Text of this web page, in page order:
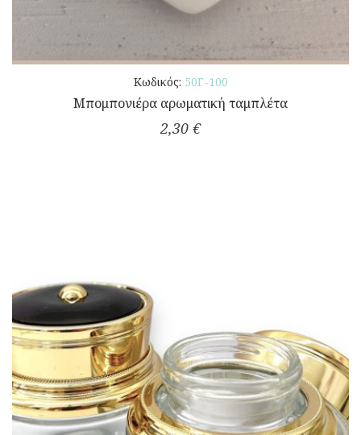
Κωδικός: 50Γ-100
Μπομπονιέρα αρωματική ταμπλέτα
2,30 €